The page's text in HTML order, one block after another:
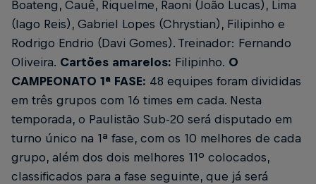
Boateng, Cauê, Riquelme, Raoni (João Lucas), Lima
(Iago Reis), Gabriel Lopes (Chrystian), Filipinho e
Rodrigo Endrio (Davi Gomes). Treinador: Fernando
Oliveira. Cartões amarelos: Filipinho. O
CAMPEONATO 1ª FASE: 48 equipes foram divididas
em três grupos com 16 times em cada. Nesta
temporada, o Paulistão Sub-20 será disputado em
turno único na 1ª fase, com os 10 melhores de cada
grupo, além dos dois melhores 11º colocados,
classificados para a fase seguinte, que já será